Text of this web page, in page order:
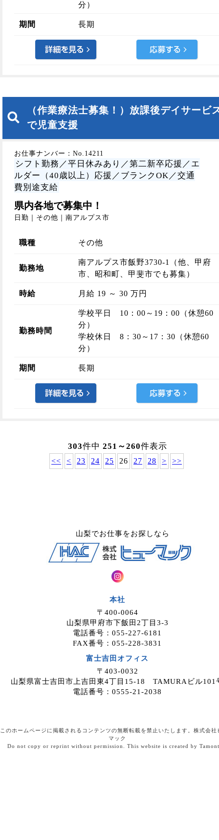
分）
期間 長期
（作業療法士募集！）放課後デイサービ
で児童支援
お仕事ナンバー：No.14211
シフト勤務／平日休みあり／第二新卒応援／エ
ルダー（40歳以上）応援／ブランクOK／交通
費別途支給
県内各地で募集中！
日勤｜その他｜南アルプス市
職種 その他
勤務地
南アルプス市飯野3730-1（他、甲府
市、昭和町、甲斐市でも募集）
時給 月給 19 ～ 30 万円
勤務時間
学校平日 10：00～19：00（休憩60
分）
学校休日 8：30～17：30（休憩60
分）
期間 長期
303件中 251～260件表示
<< < 23 24 25 26 27 28 > >>
山梨でお仕事をお探しなら
本社
〒400-0064
山梨県甲府市下飯田2丁目3-3
電話番号：055-227-6181
FAX番号：055-228-3831
富士吉田オフィス
〒403-0032
山梨県富士吉田市上吉田東4丁目15-18 TAMURAビル101
電話番号：0555-21-2038
このホームページに掲載されるコンテンツの無断転載を禁止いたします。株式会社
マック
Do not copy or reprint without permission. This website is created by